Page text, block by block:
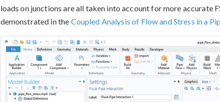
loads on junctions are all taken into account for more accurate
demonstrated in the Coupled Analysis of Flow and Stress in a